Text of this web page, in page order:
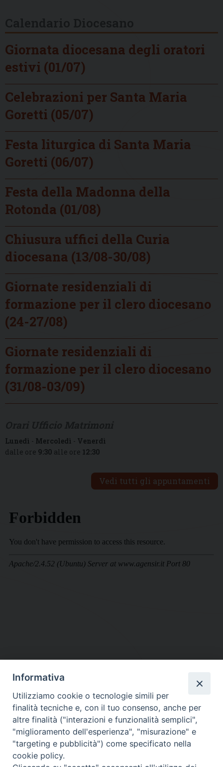
Giornata diocesana degli oratori
estivi (01/07)
Celebrazioni per Santa Maria
Goretti (05/07)
Festa liturgica di Santa Maria
Goretti (06/07)
Festa della Madonna della
Rotonda (01/08)
Chiusura uffici della Curia
diocesana (13/08-30/08)
Giornate residenziali di
formazione per il clero diocesano
(24-27/08)
Giornate residenziali di
formazione per il clero diocesano
(31/08-03/09)
Lunedì - Mercoledì - Venerdì
dalle ore 9:30 alle ore 12:30
Vedi tutti gli appuntamenti
DIOCESI SUBURBICARIA DI ALBANO
Contatti:Tel.: 06.93268401 - Fax.: 06.9323844
E-mail:curia@diocesidialbano.it
Orari: dal Lunedì al Venerdì Ore: 9:00 - 13:00
Informativa
Utilizziamo cookie o tecnologie simili per
finalità tecniche e, con il tuo consenso, anche per
altre finalità ("interazioni e funzionalità semplici",
"miglioramento dell'esperienza", "misurazione" e
"targeting e pubblicità") come specificato nella
cookie policy.